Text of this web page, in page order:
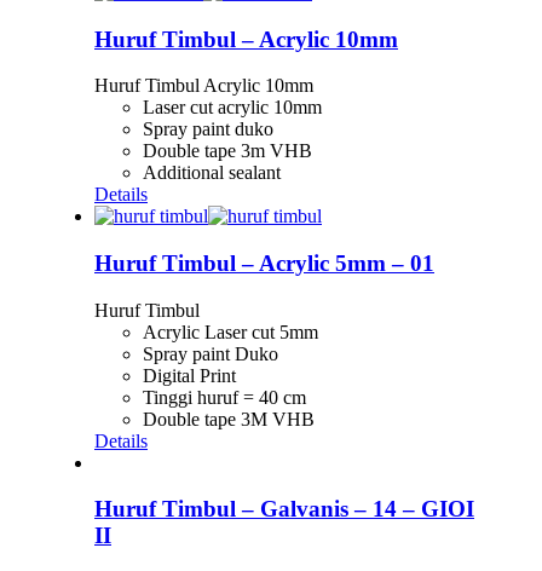
Huruf Timbul – Acrylic 10mm
Huruf Timbul Acrylic 10mm
Laser cut acrylic 10mm
Spray paint duko
Double tape 3m VHB
Additional sealant
Details
Huruf Timbul – Acrylic 5mm – 01
Huruf Timbul
Acrylic Laser cut 5mm
Spray paint Duko
Digital Print
Tinggi huruf = 40 cm
Double tape 3M VHB
Details
Huruf Timbul – Galvanis – 14 – GIOI
II